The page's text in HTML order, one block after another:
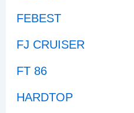
FEBEST
FJ CRUISER
FT 86
HARDTOP